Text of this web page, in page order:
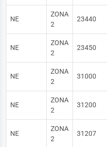
NE
ZONA
2
23440
NE
ZONA
2
23450
NE
ZONA
2
31000
NE
ZONA
2
31200
NE
ZONA
2
31207